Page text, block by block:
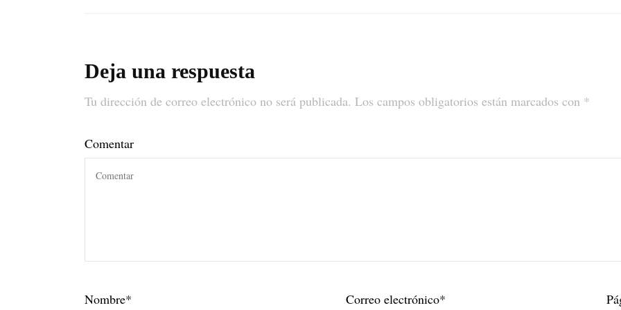
Deja una respuesta
Tu dirección de correo electrónico no será publicada. Los campos obligatorios están marcados con *
Comentar
Nombre* Correo electrónico*